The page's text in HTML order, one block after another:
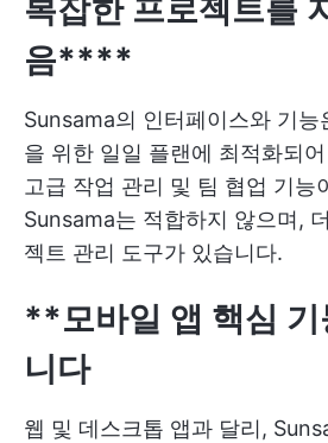
복잡한 프로젝트를
음****
Sunsama의 인터페이스와 기
을 위한 일일 플랜에 최적화되
고급 작업 관리 및 팀 협업 기능
Sunsama는 적합하지 않으며,
젝트 관리 도구가 있습니다.
**모바일 앱 핵심
니다
웹 및 데스크톱 앱과 달리,